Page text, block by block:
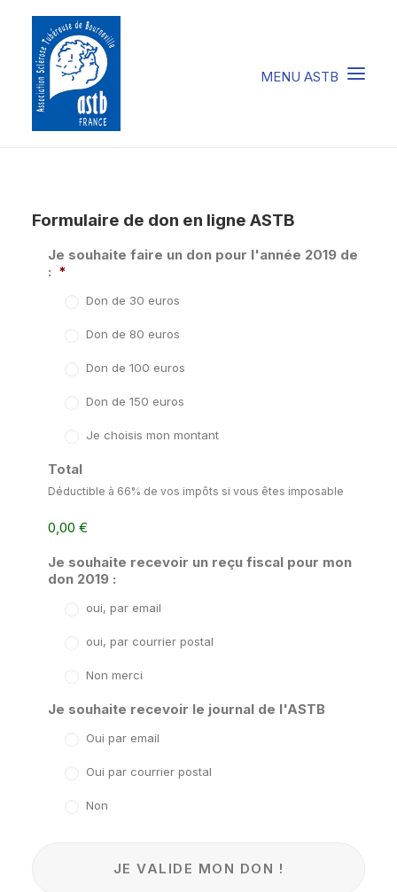
SOIGNER LA STB
VIVRE AVEC LA STB
FAIRE UN DON
Formulaire de don en ligne ASTB
Je souhaite faire un don pour l'année 2019 de
: *
Don de 30 euros
Don de 80 euros
Don de 100 euros
Don de 150 euros
Je choisis mon montant
Total
Déductible à 66% de vos impôts si vous êtes imposable
0,00 €
Je souhaite recevoir un reçu fiscal pour mon
don 2019 :
oui, par email
oui, par courrier postal
Non merci
Je souhaite recevoir le journal de l'ASTB
Oui par email
Oui par courrier postal
Non